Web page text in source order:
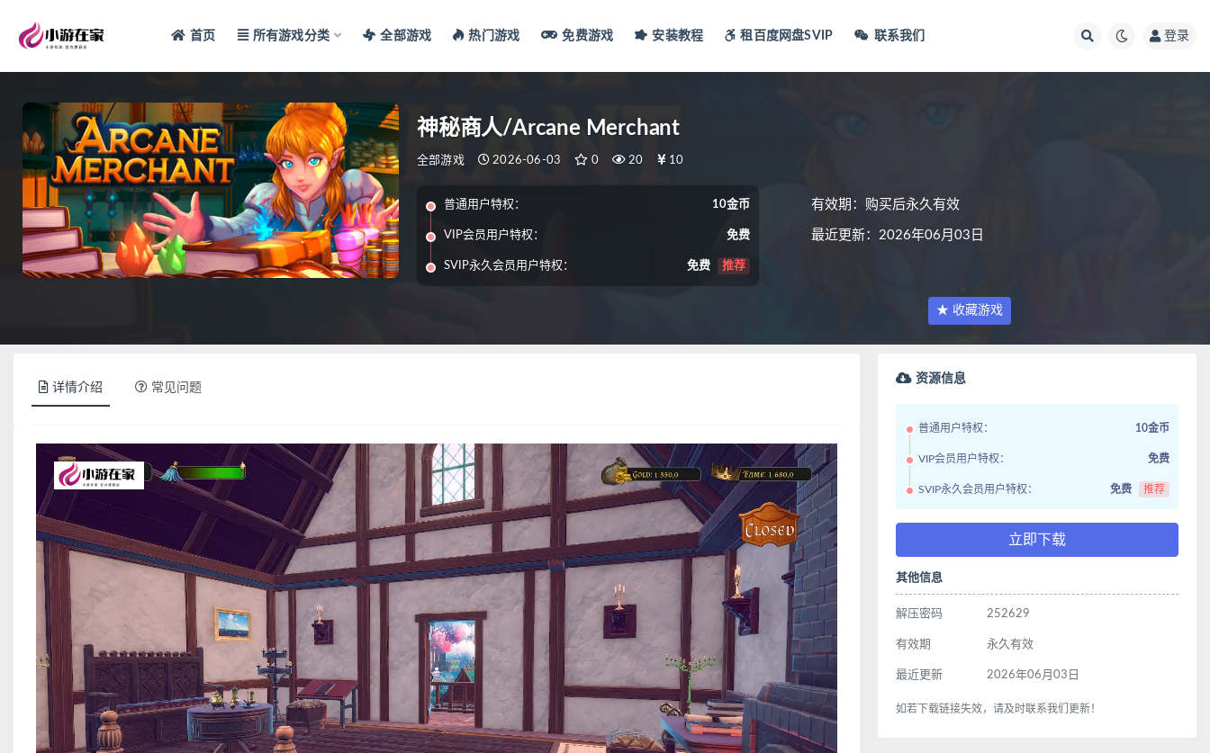
首页 所有游戏分类 全部游戏 热门游戏 免费游戏 安装教程 租百度网盘SVIP 联系我们 登录
神秘商人/Arcane Merchant
全部游戏 2026-06-03 0 20 10
普通用户特权： 10金币
VIP会员用户特权： 免费
SVIP永久会员用户特权： 免费 推荐
有效期：购买后永久有效
最近更新：2026年06月03日
★ 收藏游戏
详情介绍 常见问题
资源信息
普通用户特权： 10金币
VIP会员用户特权： 免费
SVIP永久会员用户特权： 免费 推荐
立即下载
其他信息
解压密码 252629
有效期 永久有效
最近更新 2026年06月03日
如若下载链接失效，请及时联系我们更新！